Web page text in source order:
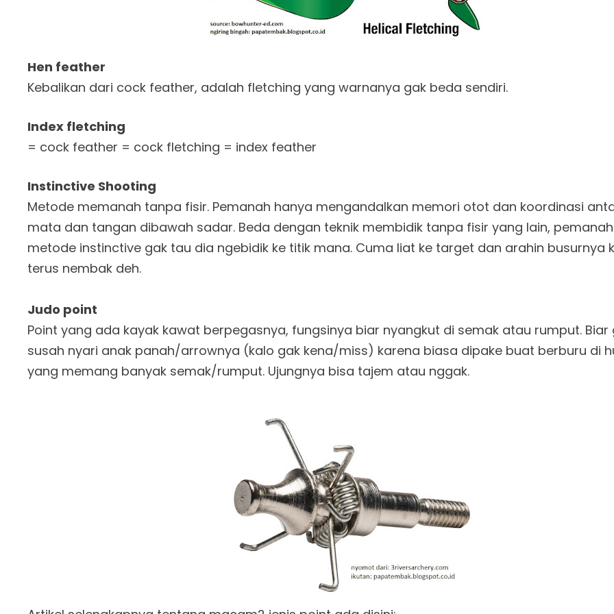
Hen feather
Kebalikan dari cock feather, adalah fletching yang warnanya gak beda sendiri.
Index fletching
= cock feather = cock fletching = index feather
Instinctive Shooting
Metode memanah tanpa fisir. Pemanah hanya mengandalkan memori otot dan koordinasi
mata dan tangan dibawah sadar. Beda dengan teknik membidik tanpa fisir yang lain, pemanah
metode instinctive gak tau dia ngebidik ke titik mana. Cuma liat ke target dan arahin busurnya
terus nembak deh.
Judo point
Point yang ada kayak kawat berpegasnya, fungsinya biar nyangkut di semak atau rumput. Biar
susah nyari anak panah/arrownya (kalo gak kena/miss) karena biasa dipake buat berburu di
yang memang banyak semak/rumput. Ujungnya bisa tajem atau nggak.